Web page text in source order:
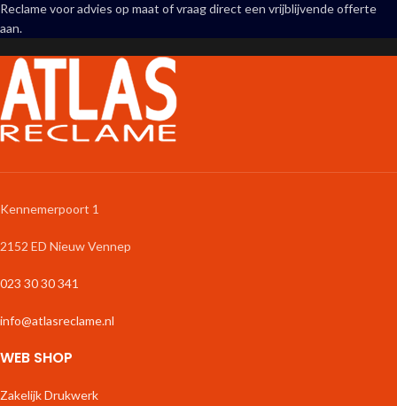
Reclame voor advies op maat of vraag direct een vrijblijvende offerte
aan.
Kennemerpoort 1
2152 ED Nieuw Vennep
023 30 30 341
info@atlasreclame.nl
WEB SHOP
Zakelijk Drukwerk